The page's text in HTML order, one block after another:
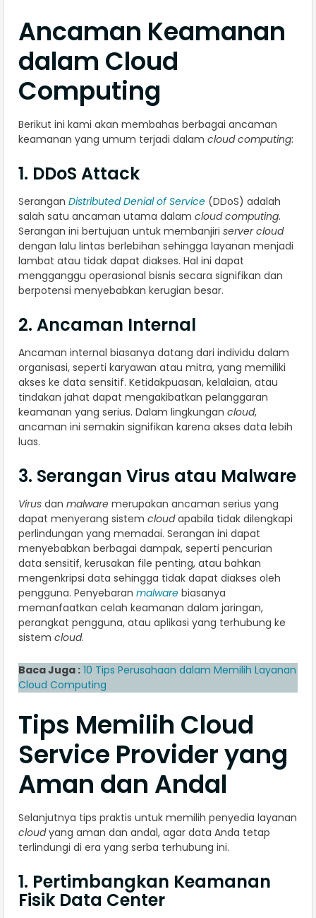
Ancaman Keamanan
dalam Cloud
Computing
Berikut ini kami akan membahas berbagai ancaman
keamanan yang umum terjadi dalam cloud computing:
1. DDoS Attack
Serangan Distributed Denial of Service (DDoS) adalah
salah satu ancaman utama dalam cloud computing.
Serangan ini bertujuan untuk membanjiri server cloud
dengan lalu lintas berlebihan sehingga layanan menjadi
lambat atau tidak dapat diakses. Hal ini dapat
mengganggu operasional bisnis secara signifikan dan
berpotensi menyebabkan kerugian besar.
2. Ancaman Internal
Ancaman internal biasanya datang dari individu dalam
organisasi, seperti karyawan atau mitra, yang memiliki
akses ke data sensitif. Ketidakpuasan, kelalaian, atau
tindakan jahat dapat mengakibatkan pelanggaran
keamanan yang serius. Dalam lingkungan cloud,
ancaman ini semakin signifikan karena akses data lebih
luas.
3. Serangan Virus atau Malware
Virus dan malware merupakan ancaman serius yang
dapat menyerang sistem cloudapabila tidak dilengkapi
perlindungan yang memadai. Serangan ini dapat
menyebabkan berbagai dampak, seperti pencurian
data sensitif, kerusakan file penting, atau bahkan
mengenkripsi data sehingga tidak dapat diakses oleh
pengguna. Penyebaran malware biasanya
memanfaatkan celah keamanan dalam jaringan,
perangkat pengguna, atau aplikasi yang terhubung ke
sistem cloud.
Baca Juga : 10 Tips Perusahaan dalam Memilih Layanan
Cloud Computing
Tips Memilih Cloud
Service Provider yang
Aman dan Andal
Selanjutnya tips praktis untuk memilih penyedia layanan
cloudyang aman dan andal, agar data Anda tetap
terlindungi di era yang serba terhubung ini.
1. Pertimbangkan Keamanan
Fisik Data Center